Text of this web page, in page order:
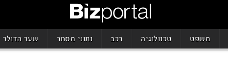
משפט טכנולוגיה רכב נתוני מסחר שער הדולר